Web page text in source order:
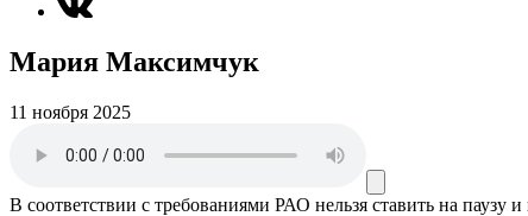
Мария Максимчук
11 ноября 2025
В соответствии с требованиями РАО нельзя ставить на паузу